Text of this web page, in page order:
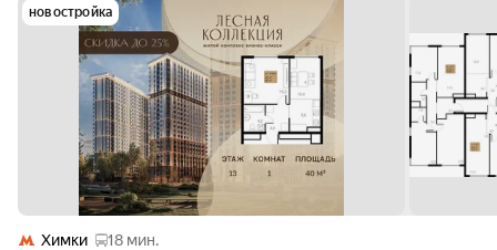
новостройка
Химки
18 мин.